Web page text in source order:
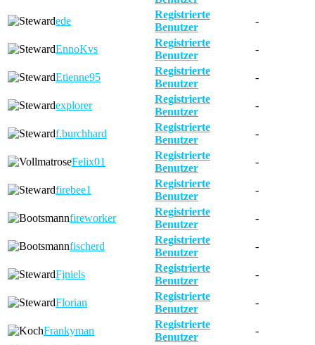
ede
Registrierte
Benutzer
-
EnnoKvs
Registrierte
Benutzer
-
Etienne95
Registrierte
Benutzer
-
explorer
Registrierte
Benutzer
-
f.burchhard
Registrierte
Benutzer
-
Felix01
Registrierte
Benutzer
-
firebee1
Registrierte
Benutzer
-
fireworker
Registrierte
Benutzer
-
fischerd
Registrierte
Benutzer
-
Fjniels
Registrierte
Benutzer
-
Florian
Registrierte
Benutzer
-
Frankyman
Registrierte
Benutzer
-